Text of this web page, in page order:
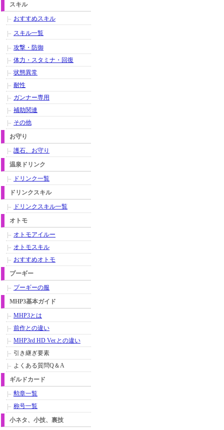
スキル
おすすめスキル
スキル一覧
攻撃・防御
体力・スタミナ・回復
状態異常
耐性
ガンナー専用
補助関連
その他
お守り
護石、お守り
温泉ドリンク
ドリンク一覧
ドリンクスキル
ドリンクスキル一覧
オトモ
オトモアイルー
オトモスキル
おすすめオトモ
プーギー
プーギーの服
MHP3基本ガイド
MHP3とは
前作との違い
MHP3rd HD Ver.との違い
引き継ぎ要素
よくある質問Q＆A
ギルドカード
勲章一覧
称号一覧
小ネタ、小技、裏技